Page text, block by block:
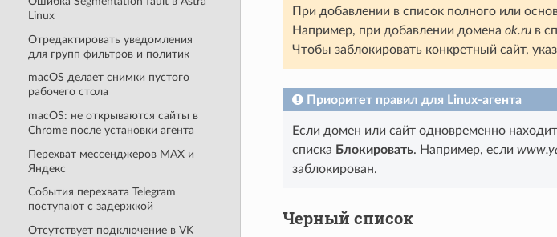
Linux
Отредактировать уведомления
для групп фильтров и политик
macOS делает снимки пустого
рабочего стола
macOS: не открываются сайты в
Chrome после установки агента
Перехват мессенджеров MAX и
Яндекс
События перехвата Telegram
поступают с задержкой
Отсутствует подключение в VK
При добавлении в список полного или
Например, при добавлении домена ok.ruв
Чтобы заблокировать конкретный сайт,
Приоритет правил для Linux-агента
Если домен или сайт одновременно
списка Блокировать. Например, если
заблокирован.
Черный список